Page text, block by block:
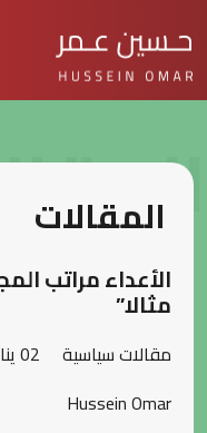
المقالات
الأعداء مراتب
مثالا”
مقالات سياسية
02 يناير 2024
Hussein Omar